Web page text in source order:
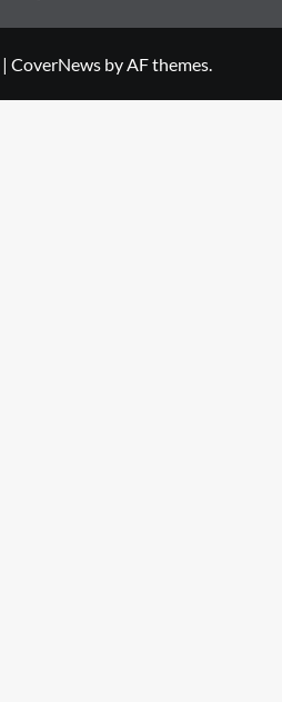
| CoverNews by AF themes.